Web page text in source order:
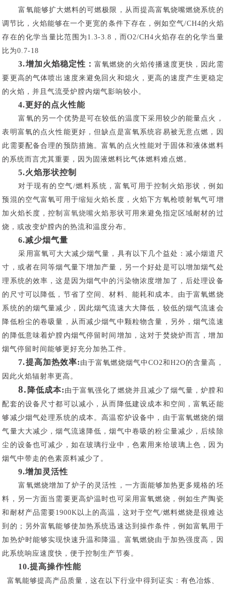
富氧能够扩大燃料的可燃极限，从而提高富氧烧嘴燃烧系统的
调节比，火焰能够在一个更宽的条件下存在，例如空气/CH4的火焰
存在的化学当量比范围为1.3-3.8，而O2/CH4火焰存在的化学当量
比为0.7-18
3.增加火焰稳定性：富氧燃烧的火焰传播速度更快，因此需
要更高的气体喷出速度来避免回火和熄火，更高的速度产生更稳定
的火焰，并且气流受炉膛内烟气影响较小。
4.更好的点火性能
富氧的另一个优势是可在较低的温度下采用较少的能量点火，
表明富氧的点火性能更好，但缺点是富氧系统容易被无意点燃，因
此需要配备合理的预防措施。富氧的点火性能对于固体和液体燃料
的系统而言尤其重要，因为固液燃料比气体燃料难点燃。
5.火焰形状控制
对于现有的空气/燃料系统，富氧可用于控制火焰形状，例如
预混的空气富氧可用于缩短火焰长度，火焰下方氧枪喷射氧气可增
加火焰长度，控制 富氧烧嘴火焰形状可用来避免指定区域耐材的过
烧，或改变炉膛内的热流和温度分布。
6.减少烟气量
采用富氧可大大减少烟气量，具有以下几个益处：减小烟道尺
寸，或者在同等烟气量下增加产量，另一个好处是可以增加烟气处
理系统的效率，这是因为烟气中的污染物浓度增加了，后处理设备
的尺寸可以降低，节省了空间、材料、能耗和成本。由于富氧燃烧
系统的的烟气量减少，因此烟气流速大大降低，较低的烟气流速会
降低粉尘的卷吸量，从而减少烟气中颗粒物含量，另外，烟气流速
的降低意味着炉膛内烟气停留时间增加，这对于焚烧炉而言，增加
烟气停留时间能够更好充分加热工件。
7.提高加热效率: 由于富氧燃烧烟气中CO2和H2O的含量高，
因此火焰辐射率更高。
8. 降低成本: 由于富氧强化了燃烧并且减少了烟气量，炉膛和
配套的设备尺寸都可以减小，从而降低建设成本和空间，富氧还能
够减少烟气处理系统的成本。高温窑炉设备中，由于富氧燃烧的烟
气量大大减少，烟气流速降低，烟气中卷吸的粉尘量减少，后续除
尘的设备也可减少，如在玻璃行业中，色素用来给玻璃上色，因为
烟气中带走的色素原料减少了。
9.增加灵活性
富氧燃烧增加了炉子的灵活性，一方面能够加热更多规格的坯
料，另一方面当需要更高炉温时也可采用富氧燃烧，例如生产陶瓷
和耐材产品需要1900K以上的高温，这对于空气/燃料燃烧是很难达
到的；另外富氧能够使加热系统迅速达到操作条件，例如富氧用于
加热炉时能够实现快速升温和降温。富氧燃烧由于加热强度高，因
此系统响应速度快，便于控制生产节奏。
10.提高操作性能
富氧能够提高产品质量，这在以下行业中得到证实：有色冶炼、